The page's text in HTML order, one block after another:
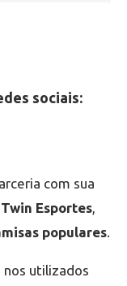
sociais:
com sua
Twin Esportes,
populares.
utilizados